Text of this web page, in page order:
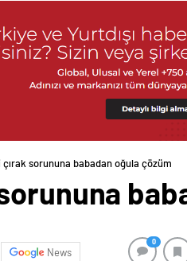
sorununa babadan oğula çözüm
News
0